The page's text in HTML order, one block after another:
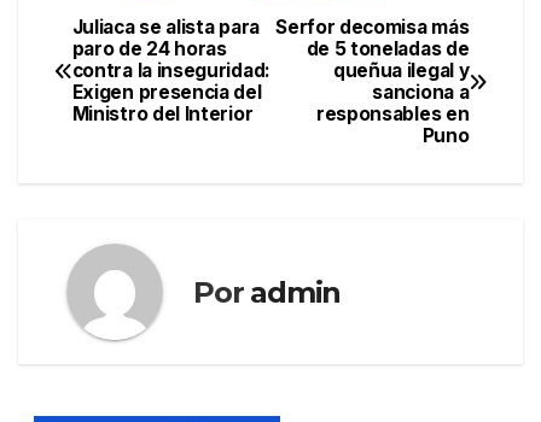
Navegación
de
Serfor decomisa más
de 5 toneladas de
queñua ilegal y
sanciona a
responsables en
Puno
Juliaca se alista para
paro de 24 horas
contra la inseguridad:
Exigen presencia del
Ministro del Interior
Por admin